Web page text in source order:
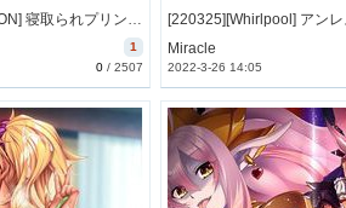
[220325][POISON MOTION] 寝取られプリンセス Amazon特典 ドラマ「王妃ナディア催淫に堕ちる！」 [181M] [1162936]
1
0/ 2507
Miracle
2022-3-26 14:05